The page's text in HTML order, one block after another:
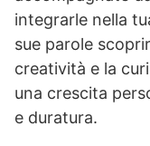
integrarle nella
sue parole
creatività e la
una crescita
e duratura.